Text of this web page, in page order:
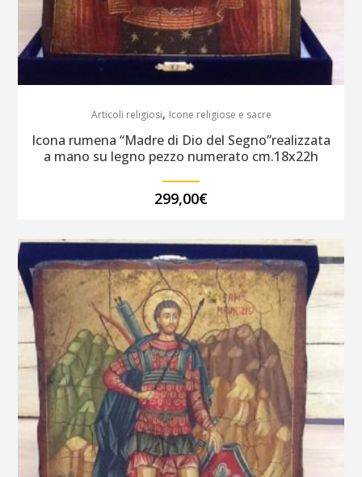
Articoli religiosi, Icone religiose e sacre
Icona rumena “Madre di Dio del Segno”realizzata
a mano su legno pezzo numerato cm.18x22h
299,00€